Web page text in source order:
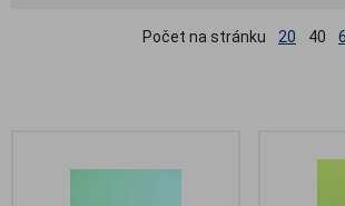
Počet na stránku 20 40